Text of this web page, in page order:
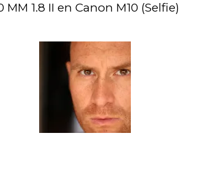
1.8 II en Canon M10 (Selfie)